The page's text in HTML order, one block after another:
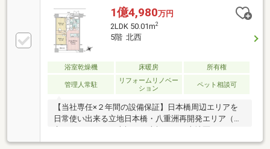
1億4,980万円
2LDK 50.01m2
5階 北西
浴室乾燥機 床暖房 所有権
管理人常駐
リフォームリノベー
ション
ペット相談可
【当社専任×２年間の設備保証】日本橋周辺エリアを
日常使い出来る立地日本橋・八重洲再開発エリア（東
タワー、トフロム八重洲等）に至近2025年9月リノベ